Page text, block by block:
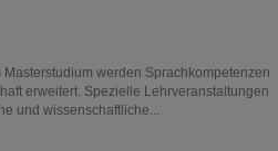
werden Sprachkompetenzen
erweitert. Spezielle Lehrveranstaltungen
und wissenschaftliche...